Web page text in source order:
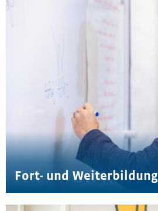
Fort- und Weiterbildung